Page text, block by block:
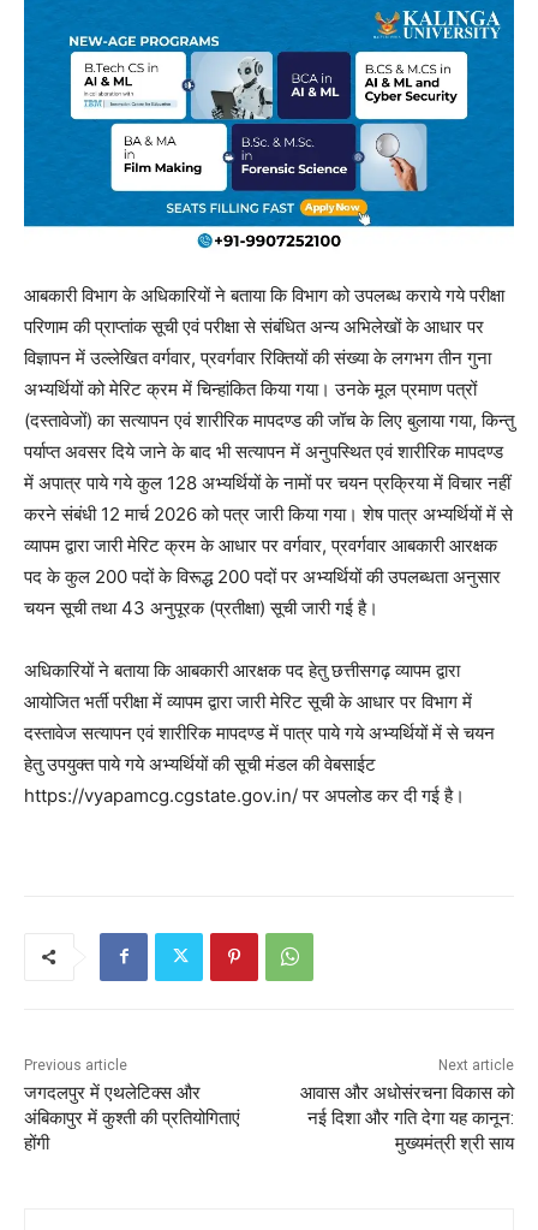
आबकारी विभाग के अधिकारियों ने बताया कि विभाग को उपलब्ध कराये गये परीक्षा
परिणाम की प्राप्तांक सूची एवं परीक्षा से संबंधित अन्य अभिलेखों के आधार पर
विज्ञापन में उल्लेखित वर्गवार, प्रवर्गवार रिक्तियों की संख्या के लगभग तीन गुना
अभ्यर्थियों को मेरिट क्रम में चिन्हांकित किया गया। उनके मूल प्रमाण पत्रों
(दस्तावेजों) का सत्यापन एवं शारीरिक मापदण्ड की जॉच के लिए बुलाया गया, किन्तु
पर्याप्त अवसर दिये जाने के बाद भी सत्यापन में अनुपस्थित एवं शारीरिक मापदण्ड
में अपात्र पाये गये कुल 128 अभ्यर्थियों के नामों पर चयन प्रक्रिया में विचार नहीं
करने संबंधी 12 मार्च 2026 को पत्र जारी किया गया। शेष पात्र अभ्यर्थियों में से
व्यापम द्वारा जारी मेरिट क्रम के आधार पर वर्गवार, प्रवर्गवार आबकारी आरक्षक
पद के कुल 200 पदों के विरूद्ध 200 पदों पर अभ्यर्थियों की उपलब्धता अनुसार
चयन सूची तथा 43 अनुपूरक (प्रतीक्षा) सूची जारी गई है।
अधिकारियों ने बताया कि आबकारी आरक्षक पद हेतु छत्तीसगढ़ व्यापम द्वारा
आयोजित भर्ती परीक्षा में व्यापम द्वारा जारी मेरिट सूची के आधार पर विभाग में
दस्तावेज सत्यापन एवं शारीरिक मापदण्ड में पात्र पाये गये अभ्यर्थियों में से चयन
हेतु उपयुक्त पाये गये अभ्यर्थियों की सूची मंडल की वेबसाईट
https://vyapamcg.cgstate.gov.in/ पर अपलोड कर दी गई है।
Previous article
जगदलपुर में एथलेटिक्स और
अंबिकापुर में कुश्ती की प्रतियोगिताएं
होंगी
Next article
आवास और अधोसंरचना विकास को
नई दिशा और गति देगा यह कानून:
मुख्यमंत्री श्री साय